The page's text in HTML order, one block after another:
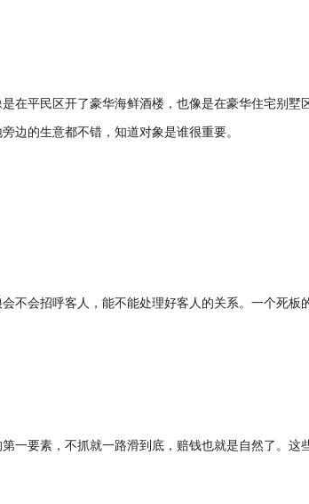
在平民区开了豪华海鲜酒楼，也像是在豪华住宅别墅
边的生意都不错，知道对象是谁很重要。
不会招呼客人，能不能处理好客人的关系。一个死板
一要素，不抓就一路滑到底，赔钱也就是自然了。这